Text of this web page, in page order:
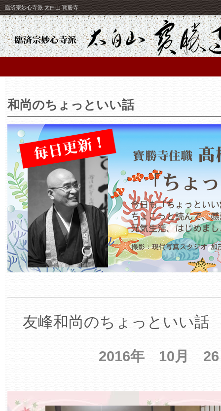
臨済宗妙心寺派 太白山 寳勝寺
和尚のちょっといい話
友峰和尚のちょっといい話
2016年 10月